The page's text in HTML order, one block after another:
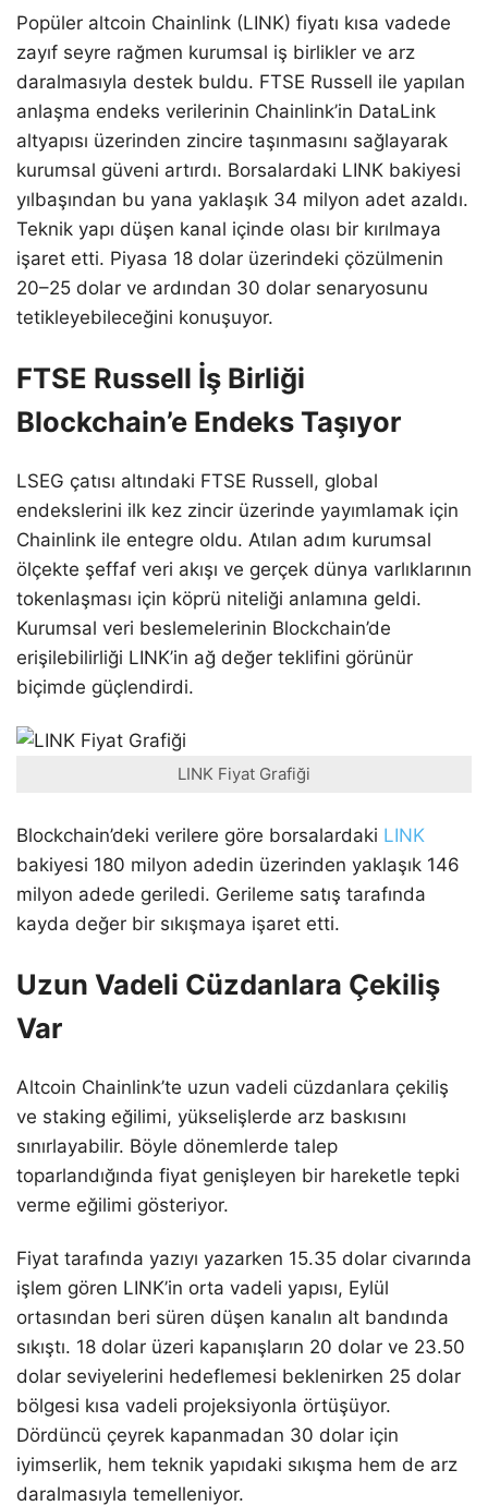
Popüler altcoin Chainlink (LINK) fiyatı kısa vadede
zayıf seyre rağmen kurumsal iş birlikler ve arz
daralmasıyla destek buldu. FTSE Russell ile yapılan
anlaşma endeks verilerinin Chainlink’in DataLink
altyapısı üzerinden zincire taşınmasını sağlayarak
kurumsal güveni artırdı. Borsalardaki LINK bakiyesi
yılbaşından bu yana yaklaşık 34 milyon adet azaldı.
Teknik yapı düşen kanal içinde olası bir kırılmaya
işaret etti. Piyasa 18 dolar üzerindeki çözülmenin
20–25 dolar ve ardından 30 dolar senaryosunu
tetikleyebileceğini konuşuyor.
FTSE Russell İş Birliği
Blockchain’e Endeks Taşıyor
LSEG çatısı altındaki FTSE Russell, global
endekslerini ilk kez zincir üzerinde yayımlamak için
Chainlink ile entegre oldu. Atılan adım kurumsal
ölçekte şeffaf veri akışı ve gerçek dünya varlıklarının
tokenlaşması için köprü niteliği anlamına geldi.
Kurumsal veri beslemelerinin Blockchain’de
erişilebilirliği LINK’in ağ değer teklifini görünür
biçimde güçlendirdi.
LINK Fiyat Grafiği
Blockchain’deki verilere göre borsalardaki LINK
bakiyesi 180 milyon adedin üzerinden yaklaşık 146
milyon adede geriledi. Gerileme satış tarafında
kayda değer bir sıkışmaya işaret etti.
Uzun Vadeli Cüzdanlara Çekiliş
Var
Altcoin Chainlink’te uzun vadeli cüzdanlara çekiliş
ve staking eğilimi, yükselişlerde arz baskısını
sınırlayabilir. Böyle dönemlerde talep
toparlandığında fiyat genişleyen bir hareketle tepki
verme eğilimi gösteriyor.
Fiyat tarafında yazıyı yazarken 15.35 dolar civarında
işlem gören LINK’in orta vadeli yapısı, Eylül
ortasından beri süren düşen kanalın alt bandında
sıkıştı. 18 dolar üzeri kapanışların 20 dolar ve 23.50
dolar seviyelerini hedeflemesi beklenirken 25 dolar
bölgesi kısa vadeli projeksiyonla örtüşüyor.
Dördüncü çeyrek kapanmadan 30 dolar için
iyimserlik, hem teknik yapıdaki sıkışma hem de arz
daralmasıyla temelleniyor.